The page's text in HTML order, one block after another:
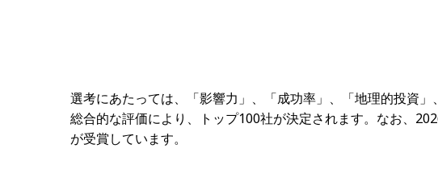
選考にあたっては、「影響力」、「成功率」、「地理的投資」
総合的な評価により、トップ100社が決定されます。なお、
が受賞しています。